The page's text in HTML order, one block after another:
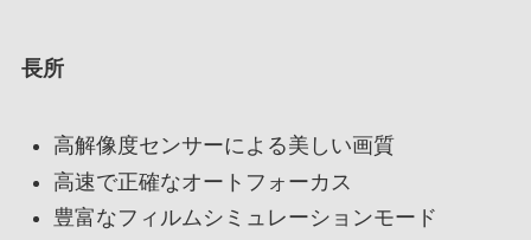
長所
高解像度センサーによる美しい画質
高速で正確なオートフォーカス
豊富なフィルムシミュレーションモード